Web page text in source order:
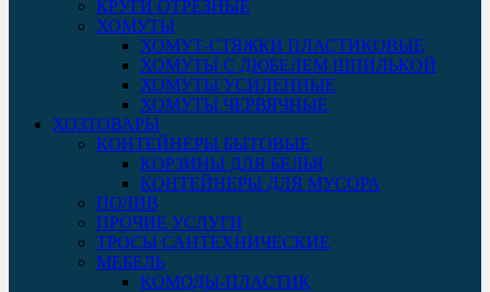
КРУГИ ОТРЕЗНЫЕ
ХОМУТЫ
ХОМУТ-СТЯЖКИ ПЛАСТИКОВЫЕ
ХОМУТЫ С ДЮБЕЛЕМ ШПИЛЬКОЙ
ХОМУТЫ УСИЛЕННЫЕ
ХОМУТЫ ЧЕРВЯЧНЫЕ
ХОЗТОВАРЫ
КОНТЕЙНЕРЫ БЫТОВЫЕ
КОРЗИНЫ ДЛЯ БЕЛЬЯ
КОНТЕЙНЕРЫ ДЛЯ МУСОРА
ПОЛИВ
ПРОЧИЕ УСЛУГИ
ТРОСЫ САНТЕХНИЧЕСКИЕ
МЕБЕЛЬ
КОМОДЫ-ПЛАСТИК